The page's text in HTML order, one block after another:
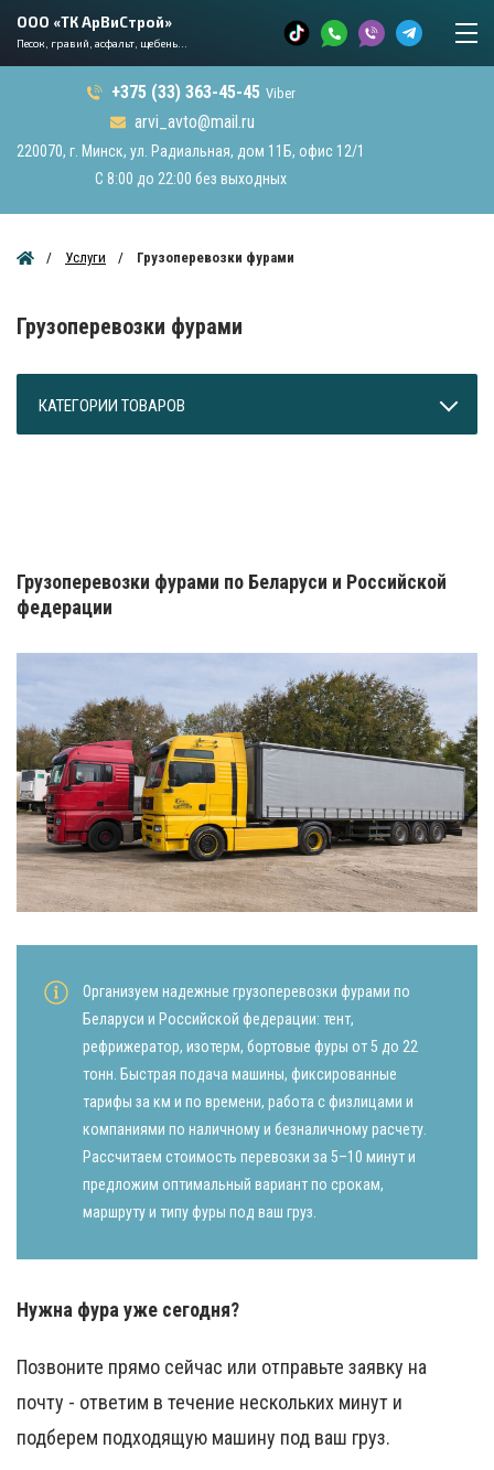
+375 (33) 363-45-45 Viber
arvi_avto@mail.ru
220070, г. Минск, ул. Радиальная, дом 11Б, офис 12/1
С 8:00 до 22:00 без выходных
ООО «ТК АрВиСтрой»
Песок, гравий, асфальт, щебень...
Услуги Грузоперевозки фурами
Грузоперевозки фурами
КАТЕГОРИИ ТОВАРОВ
Грузоперевозки фурами по Беларуси и Российской
федерации
Организуем надежные грузоперевозки фурами по
Беларуси и Российской федерации: тент,
рефрижератор, изотерм, бортовые фуры от 5 до 22
тонн. Быстрая подача машины, фиксированные
тарифы за км и по времени, работа с физлицами и
компаниями по наличному и безналичному расчету.
Рассчитаем стоимость перевозки за 5–10 минут и
предложим оптимальный вариант по срокам,
маршруту и типу фуры под ваш груз.
Нужна фура уже сегодня?
Позвоните прямо сейчас или отправьте заявку на
почту - ответим в течение нескольких минут и
подберем подходящую машину под ваш груз.